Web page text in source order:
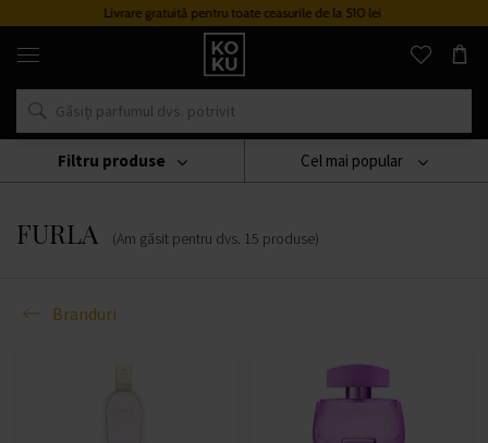
Livrare gratuită pentru toate ceasurile de la 510 lei
Parfumuri
ceasuri
originale
într-
singur
loc
Branduri FURLA
FURLA (Am găsit pentru dvs. 15 produse)
Cel mai popular
Branduri
Filtru produse